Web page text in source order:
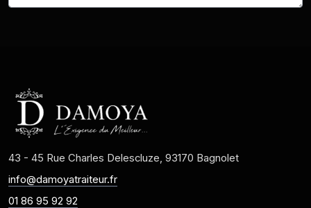
43 - 45 Rue Charles Delescluze, 93170 Bagnolet
info@damoyatraiteur.fr
01 86 95 92 92